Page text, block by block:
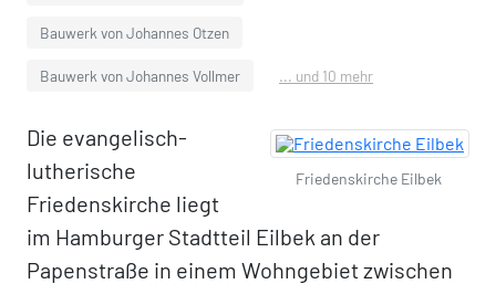
Bauwerk von Johannes Otzen
Bauwerk von Johannes Vollmer ... und 10 mehr
Friedenskirche Eilbek
Die evangelisch-
lutherische
Friedenskirche liegt
im Hamburger Stadtteil Eilbek an der
Papenstraße in einem Wohngebiet zwischen